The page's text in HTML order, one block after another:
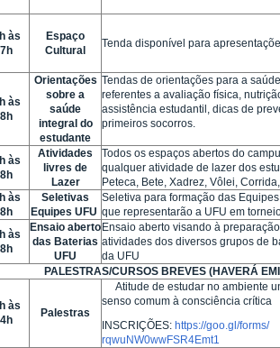
às
Espaço
Cultural
Tenda disponível para
às
Orientações
sobre a
saúde
integral do
estudante
Tendas de orientações para a
referentes a avaliação física,
assistência estudantil, dicas de
primeiros socorros.
às
Atividades
livres de
Lazer
Todos os espaços abertos do
qualquer atividade de lazer dos
Peteca, Bete, Xadrez, Vôlei,
às
Seletivas
Equipes UFU
Seletiva para formação das
que representarão a UFU em
às
Ensaio aberto
das Baterias
UFU
Ensaio aberto visando à
atividades dos diversos grupos de
da UFU
PALESTRAS/CURSOS BREVES (HAVERÁ
às
Palestras
Atitude de estudar no ambiente
senso comum à consciência crítica
INSCRIÇÕES: https://goo.gl/forms/
rqwuNW0wwFSR4Emt1